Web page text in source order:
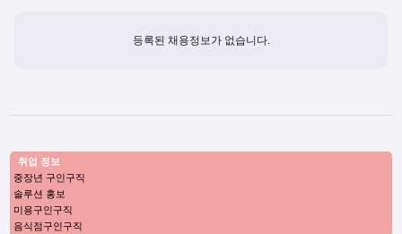
등록된 채용정보가 없습니다.
취업 정보
중장년 구인구직
솔루션 홍보
미용구인구직
음식점구인구직